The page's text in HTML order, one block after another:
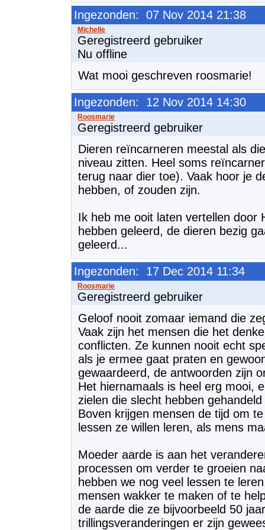
Ingezonden: 07 Nov 2014 21:38
Geregistreerd gebruiker
Nu offline
Wat mooi geschreven roosmarie!
Ingezonden: 12 Nov 2014 14:30
Geregistreerd gebruiker
Dieren reïncarneren meestal als
niveau zitten. Heel soms
terug naar dier toe). Vaak hoor je
hebben, of zouden zijn.
Ik heb me ooit laten vertellen door
hebben geleerd, de dieren bezig
geleerd...
Ingezonden: 17 Dec 2014 11:34
Geregistreerd gebruiker
Geloof nooit zomaar iemand die
Vaak zijn het mensen die het
conflicten. Ze kunnen nooit echt
als je ermee gaat praten en
gewaardeerd, de antwoorden zijn
Het hiernamaals is heel erg mooi,
zielen die slecht hebben
Boven krijgen mensen de tijd om
lessen ze willen leren, als mens
Moeder aarde is aan het
processen om verder te groeien
hebben we nog veel lessen te
mensen wakker te maken of te
de aarde die ze bijvoorbeeld 50
trillingsveranderingen er zijn